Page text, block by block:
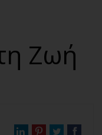
Ζωή